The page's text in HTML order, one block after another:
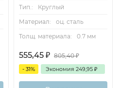
Тип.:
Круглый
Материал:
оц. сталь
Толщ. материала:
0.7 мм
555,45 ₽ 805,40₽
- 31% Экономия 249,95 ₽